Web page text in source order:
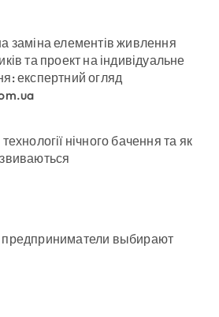
заміна елементів живлення
та проект на індивідуальне
експертний огляд
нічного бачення та як
выбирают